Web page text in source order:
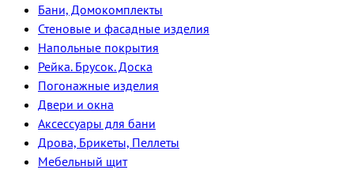
Бани, Домокомплекты
Стеновые и фасадные изделия
Напольные покрытия
Рейка. Брусок. Доска
Погонажные изделия
Двери и окна
Аксессуары для бани
Дрова, Брикеты, Пеллеты
Мебельный щит